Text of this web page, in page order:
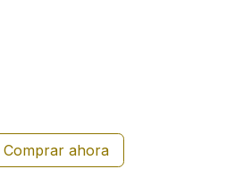
Comprar ahora